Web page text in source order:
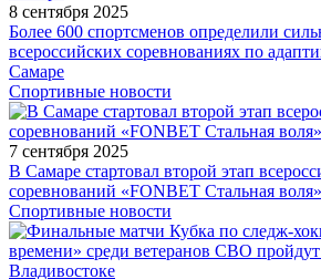
8 сентября 2025
Более 600 спортсменов определили
всероссийских соревнованиях по
Самаре
Спортивные новости
7 сентября 2025
В Самаре стартовал второй этап
соревнований «FONBET Стальная воля»
Спортивные новости